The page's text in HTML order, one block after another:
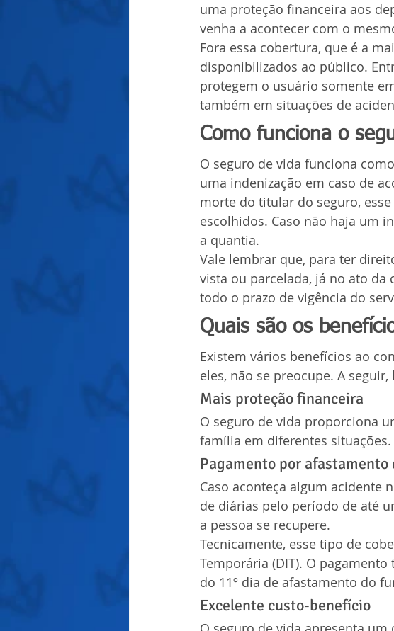
uma proteção financeira aos
venha a acontecer com o
Fora essa cobertura, que é a
disponibilizados ao público.
protegem o usuário somente
também em situações de
Como funciona o
O seguro de vida funciona
uma indenização em caso de
morte do titular do seguro,
escolhidos. Caso não haja um
a quantia.
Vale lembrar que, para ter
vista ou parcelada, já no ato
todo o prazo de vigência do
Quais são os
Existem vários benefícios ao
eles, não se preocupe. A
Mais proteção financeira
O seguro de vida proporciona
família em diferentes situações.
Pagamento por
Caso aconteça algum acidente
de diárias pelo período de até
a pessoa se recupere.
Tecnicamente, esse tipo de
Temporária (DIT). O
do 11º dia de afastamento do
Excelente custo-benefício